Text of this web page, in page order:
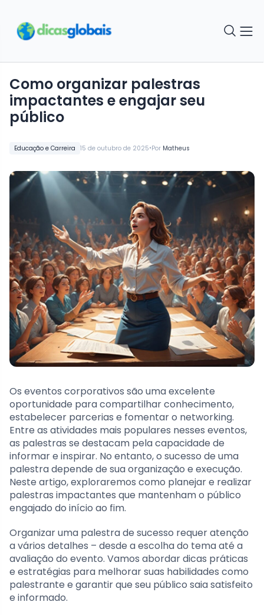
Educação e Carreira 15 de outubro de 2025•Por Matheus
Como organizar palestras
impactantes e engajar seu
público
Os eventos corporativos são uma excelente
oportunidade para compartilhar conhecimento,
estabelecer parcerias e fomentar o networking.
Entre as atividades mais populares nesses eventos,
as palestras se destacam pela capacidade de
informar e inspirar. No entanto, o sucesso de uma
palestra depende de sua organização e execução.
Neste artigo, exploraremos como planejar e realizar
palestras impactantes que mantenham o público
engajado do início ao fim.
Organizar uma palestra de sucesso requer atenção
a vários detalhes – desde a escolha do tema até a
avaliação do evento. Vamos abordar dicas práticas
e estratégias para melhorar suas habilidades como
palestrante e garantir que seu público saia satisfeito
e informado.